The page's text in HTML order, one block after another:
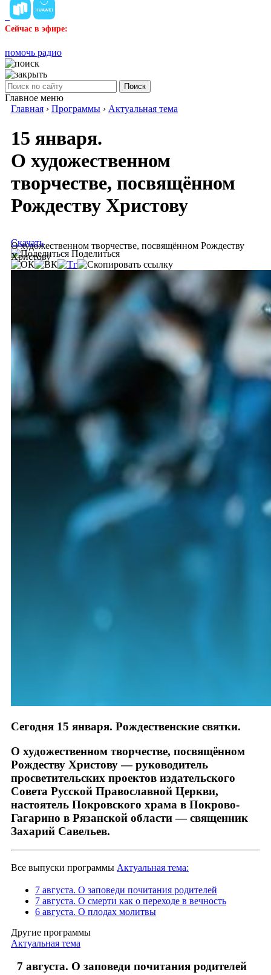
Сейчас в эфире:
помочь радио
Поиск
Главное меню
Главная › Программы › Актуальная тема
15 января.
О художественном
творчестве, посвящённом
Рождеству Христову
О художественном творчестве, посвящённом Рождеству
Христову
Скачать
Поделиться
Сегодня 15 января. Рождественские святки.
О художественном творчестве, посвящённом
Рождеству Христову — руководитель
просветительских проектов издательского
Совета Русской Православной Церкви,
настоятель Покровского храма в Покрово-
Гагарино в Рязанской области — священник
Захарий Савельев.
Все выпуски программы Актуальная тема:
7 августа. О заповеди почитания родителей
7 августа. О смерти как о переходе в вечность
6 августа. О плодах молитвы
Другие программы
Актуальная тема
7 августа. О заповеди почитания родителей